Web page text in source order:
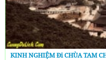
KINH NGHIỆM Đi CHÙA TAM